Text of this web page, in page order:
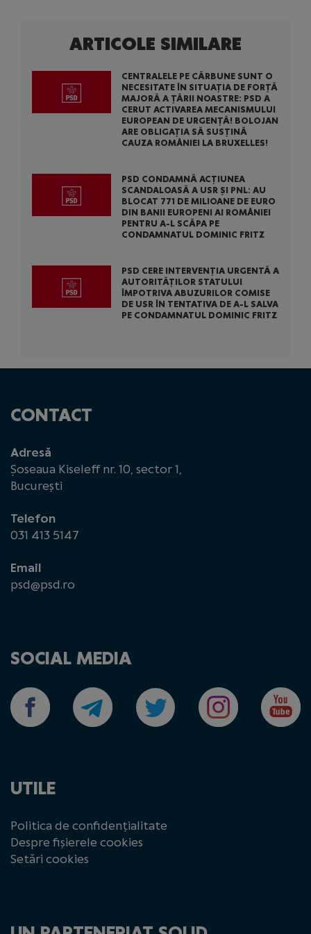
ARTICOLE SIMILARE
CENTRALELE PE CĂRBUNE SUNT O
NECESITATE ÎN SITUAȚIA DE FORȚĂ
MAJORĂ A ȚĂRII NOASTRE: PSD A
CERUT ACTIVAREA MECANISMULUI
EUROPEAN DE URGENȚĂ! BOLOJAN
ARE OBLIGAȚIA SĂ SUSȚINĂ
CAUZA ROMÂNIEI LA BRUXELLES!
PSD CONDAMNĂ ACȚIUNEA
SCANDALOASĂ A USR ȘI PNL: AU
BLOCAT 771 DE MILIOANE DE EURO
DIN BANII EUROPENI AI ROMÂNIEI
PENTRU A-L SCĂPA PE
CONDAMNATUL DOMINIC FRITZ
PSD CERE INTERVENȚIA URGENTĂ A
AUTORITĂȚILOR STATULUI
ÎMPOTRIVA ABUZURILOR COMISE
DE USR ÎN TENTATIVA DE A-L SALVA
PE CONDAMNATUL DOMINIC FRITZ
CONTACT
Adresă
Șoseaua Kiseleff nr. 10, sector 1,
București
Telefon
031 413 5147
Email
psd@psd.ro
SOCIAL MEDIA
UTILE
Politica de confidențialitate
Despre fișierele cookies
Setări cookies